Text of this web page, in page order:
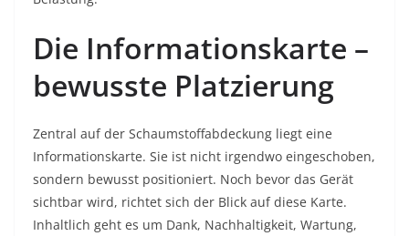
Die Informationskarte –
bewusste Platzierung
Zentral auf der Schaumstoffabdeckung liegt eine
Informationskarte. Sie ist nicht irgendwo eingeschoben,
sondern bewusst positioniert. Noch bevor das Gerät
sichtbar wird, richtet sich der Blick auf diese Karte.
Inhaltlich geht es um Dank, Nachhaltigkeit, Wartung,